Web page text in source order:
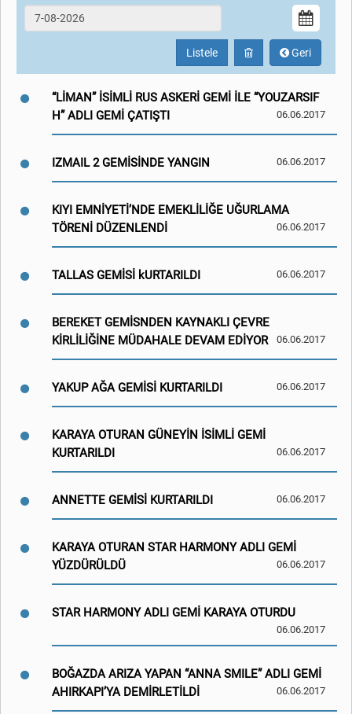
Geri
Listele
“LİMAN” İSİMLİ RUS ASKERİ GEMİ İLE “YOUZARSIF
H” ADLI GEMİ ÇATIŞTI
06.06.2017
IZMAIL 2 GEMİSİNDE YANGIN 06.06.2017
KIYI EMNİYETİ’NDE EMEKLİLİĞE UĞURLAMA
TÖRENİ DÜZENLENDİ
06.06.2017
TALLAS GEMİSİ kURTARILDI 06.06.2017
BEREKET GEMİSNDEN KAYNAKLI ÇEVRE
KİRLİLİĞİNE MÜDAHALE DEVAM EDİYOR
06.06.2017
YAKUP AĞA GEMİSİ KURTARILDI 06.06.2017
KARAYA OTURAN GÜNEYİN İSİMLİ GEMİ
KURTARILDI
06.06.2017
ANNETTE GEMİSİ KURTARILDI 06.06.2017
KARAYA OTURAN STAR HARMONY ADLI GEMİ
YÜZDÜRÜLDÜ
06.06.2017
STAR HARMONY ADLI GEMİ KARAYA OTURDU
06.06.2017
BOĞAZDA ARIZA YAPAN “ANNA SMILE” ADLI GEMİ
AHIRKAPI’YA DEMİRLETİLDİ
06.06.2017